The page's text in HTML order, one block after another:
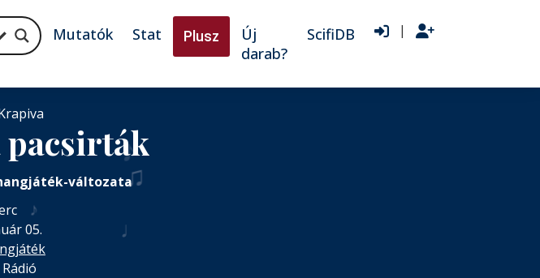
Mutatók Stat Plusz
Új
darab?
ScifiDB |
♪
pacsirták
változata
05.